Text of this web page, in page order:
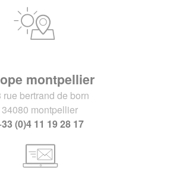
montpellier
rue bertrand de born
34080 montpellier
(0)4 11 19 28 17